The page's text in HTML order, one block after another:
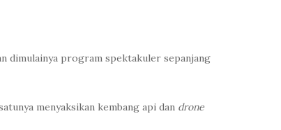
dimulainya program spektakuler sepanjang
menyaksikan kembang api dan drone